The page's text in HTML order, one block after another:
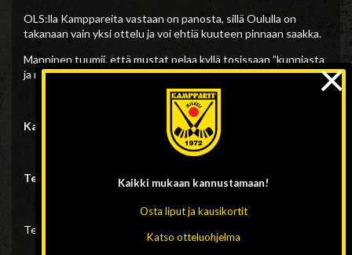
OLS:lla Kamppareita vastaan on panosta, sillä Oululla on
takanaan vain yksi ottelu ja voi ehtiä kuuteen pinnaan saakka.
Manninen tuumii, että mustat pelaa kyllä tosissaan ”kunniasta
ja maineesta sarjan loppuun saakka”.
Kampparit-OLS alkaa lauantaina Hänskissä klo 15.00
Tervetuloa!
Teksti Kampparit/tiedotus, kuva Jukka Laitinen, arkisto
Kaikki mukaan kannustamaan!
Osta liput ja kausikortit
Katso otteluohjelma
×